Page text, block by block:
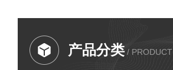
产品分类 / PRODUCT